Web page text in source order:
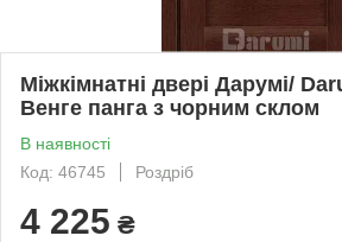
Міжкімнатні двері Дарумі/
Венге панга з чорним склом
В наявності
Код: 46745
Роздріб
4 225 ₴